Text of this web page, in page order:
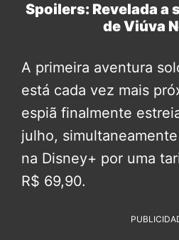
Spoilers: Revelada a
de Viúva
A primeira aventura
está cada vez mais
espiã finalmente
julho,
na Disney+ por uma
R$ 69,90.